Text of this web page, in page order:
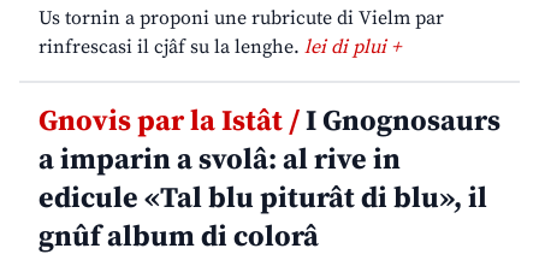
Us tornin a proponi une rubricute di Vielm par
rinfrescasi il cjâf su la lenghe. lei di plui +
Gnovis par la Istât /I Gnognosaurs
a imparin a svolâ: al rive in
edicule «Tal blu piturât di blu», il
gnûf album di colorâ